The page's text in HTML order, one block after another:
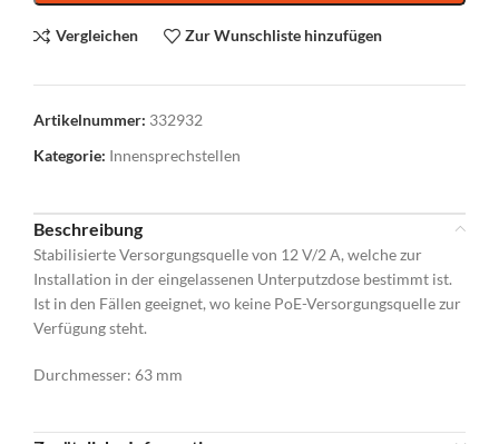
Vergleichen Zur Wunschliste hinzufügen
Artikelnummer: 332932
Kategorie: Innensprechstellen
Beschreibung
Stabilisierte Versorgungsquelle von 12 V/2 A, welche zur
Installation in der eingelassenen Unterputzdose bestimmt ist.
Ist in den Fällen geeignet, wo keine PoE-Versorgungsquelle zur
Verfügung steht.
Durchmesser: 63 mm